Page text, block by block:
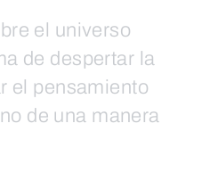
el universo
de despertar la
el pensamiento
de una manera